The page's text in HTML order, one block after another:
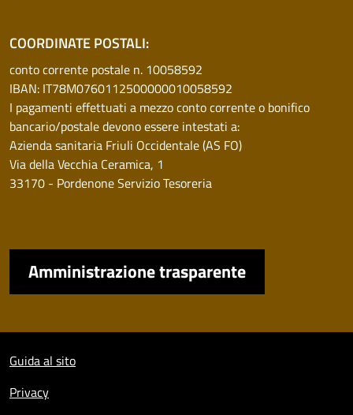
COORDINATE POSTALI:
conto corrente postale n. 10058592
IBAN: IT78M0760112500000010058592
I pagamenti effettuati a mezzo conto corrente o bonifico
bancario/postale devono essere intestati a:
Azienda sanitaria Friuli Occidentale (AS FO)
Via della Vecchia Ceramica, 1
33170 - Pordenone Servizio Tesoreria
Amministrazione trasparente
Guida al sito
Privacy